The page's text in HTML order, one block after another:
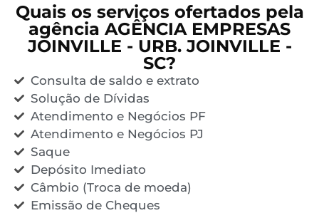
Quais os serviços ofertados pela
agência AGÊNCIA EMPRESAS
JOINVILLE - URB. JOINVILLE -
SC?
Consulta de saldo e extrato
Solução de Dívidas
Atendimento e Negócios PF
Atendimento e Negócios PJ
Saque
Depósito Imediato
Câmbio (Troca de moeda)
Emissão de Cheques